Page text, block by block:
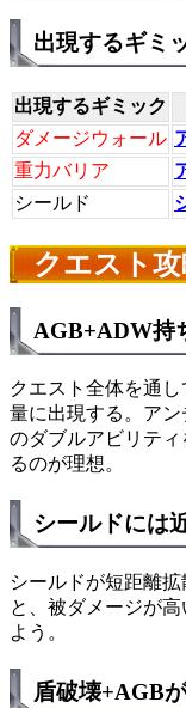
出現するギミ
出現するギミック
ダメージウォール
重力バリア
シールド
クエスト
AGB+ADW持
クエスト全体を通
量に出現する。ア
のダブルアビリテ
るのが理想。
シールドには
シールドが短距離
と、被ダメージが
よう。
盾破壊+AGB